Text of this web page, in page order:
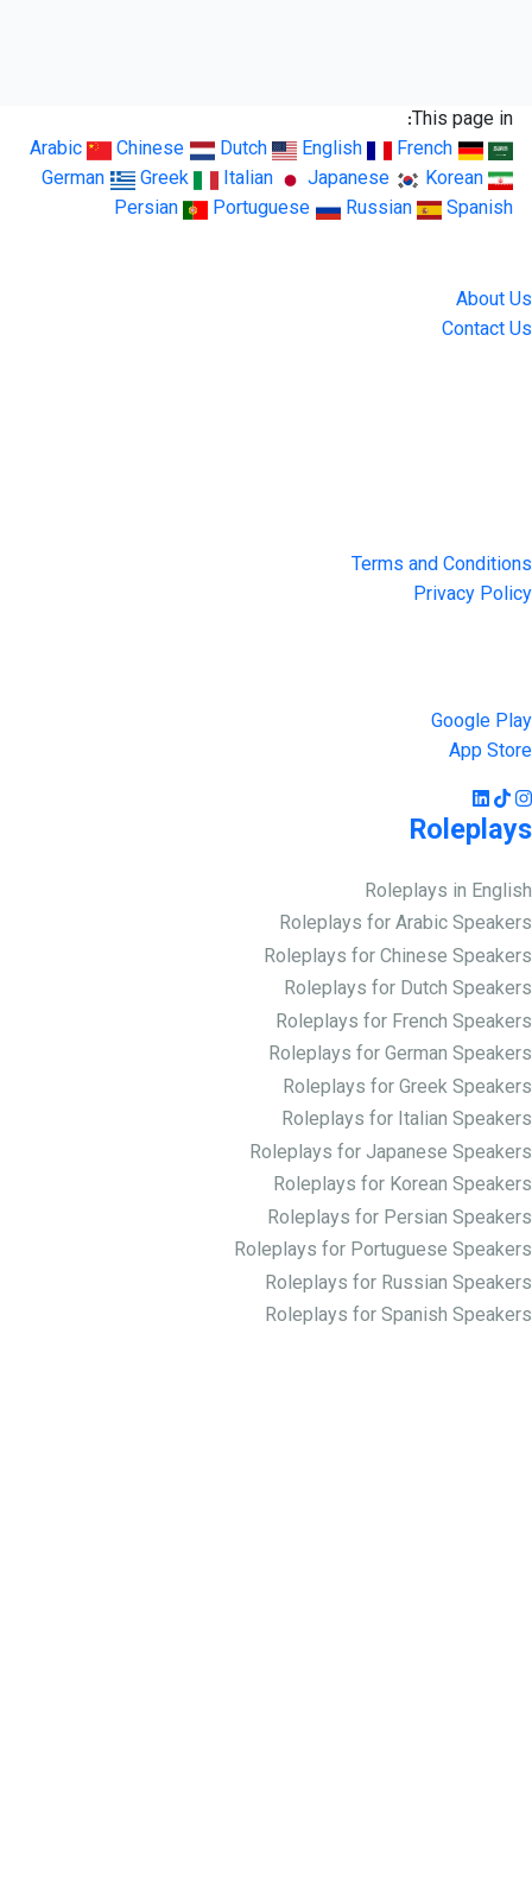
This page in:
Arabic
Chinese Dutch English
French
German
Greek Italian Japanese
Korean
Persian
Portuguese Russian Spanish
About Us
Contact Us
Terms and Conditions
Privacy Policy
Google Play
App Store
Roleplays
Roleplays in English
Roleplays for Arabic Speakers
Roleplays for Chinese Speakers
Roleplays for Dutch Speakers
Roleplays for French Speakers
Roleplays for German Speakers
Roleplays for Greek Speakers
Roleplays for Italian Speakers
Roleplays for Japanese Speakers
Roleplays for Korean Speakers
Roleplays for Persian Speakers
Roleplays for Portuguese Speakers
Roleplays for Russian Speakers
Roleplays for Spanish Speakers